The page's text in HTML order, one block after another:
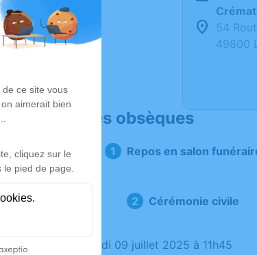
54
49800
Déroulé des obsèques
Repos en salon
Cérémonie civile
Le mercredi 09 juillet 2025 à 11h45